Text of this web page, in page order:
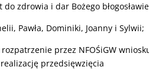
zdrowia i dar Bożego
Pawła, Dominiki, Joanny i Sylwii;
przez NFOŚiGW
przedsięwzięcia